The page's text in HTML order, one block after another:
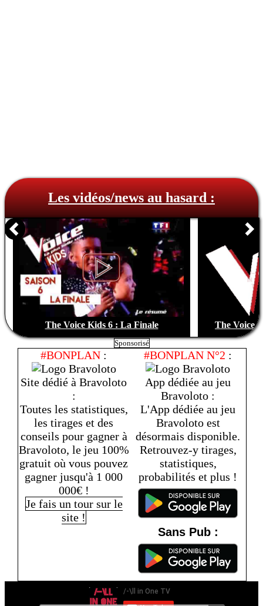
Les vidéos/news au hasard :
The Voice Kids 6 : La Finale The Voice,
Sponsorisé
#BONPLAN :
Site dédié à Bravoloto
:
Toutes les statistiques,
les tirages et des
conseils pour gagner à
Bravoloto, le jeu 100%
gratuit où vous pouvez
gagner jusqu'à 1 000
000€ !
Je fais un tour sur le
site !
#BONPLAN N°2 :
App dédiée au jeu
Bravoloto :
L'App dédiée au jeu
Bravoloto est
désormais disponible.
Retrouvez-y tirages,
statistiques,
probabilités et plus !
Sans Pub :